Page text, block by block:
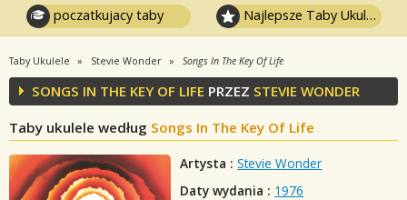
poczatkujacy taby Najlepsze Taby Ukulele
Taby Ukulele Stevie Wonder Songs In The Key Of Life
SONGS IN THE KEY OF LIFE PRZEZ STEVIE WONDER
Taby ukulele według Songs In The Key Of Life
Artysta : Stevie Wonder
Daty wydania : 1976